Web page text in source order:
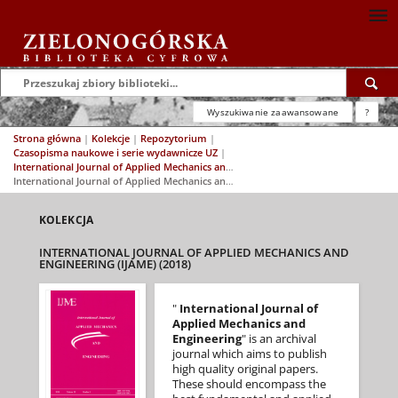
Wyszukiwanie zaawansowane ?
Strona główna | Kolekcje | Repozytorium |
Czasopisma naukowe i serie wydawnicze UZ |
International Journal of Applied Mechanics and Engineering (IJAME)
International Journal of Applied Mechanics and Engineering (IJAME) (2018)
KOLEKCJA
INTERNATIONAL JOURNAL OF APPLIED MECHANICS AND
ENGINEERING (IJAME) (2018)
" International Journal of
Applied Mechanics and
Engineering" is an archival
journal which aims to publish
high quality original papers.
These should encompass the